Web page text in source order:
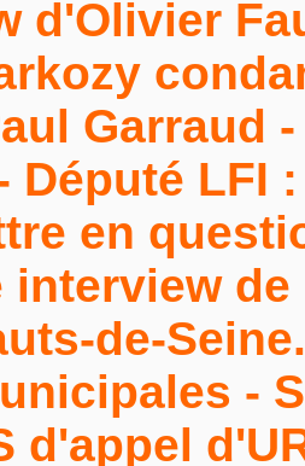
d'Olivier
Garraud
Député LFI
en
interview
de-
-
d'appel